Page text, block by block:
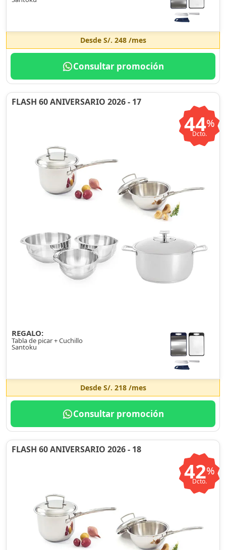
Desde S/. 248/mes
Consultar promoción
FLASH 60 ANIVERSARIO 2026 - 17
44%
Dcto.
REGALO:
Tabla de picar + Cuchillo
Santoku
Desde S/. 218/mes
Consultar promoción
FLASH 60 ANIVERSARIO 2026 - 18
42%
Dcto.